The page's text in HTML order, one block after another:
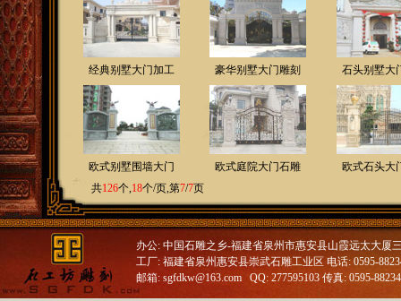
经典别墅大门加工 豪华别墅大门雕刻 石头别墅大
欧式别墅围墙大门 欧式庭院大门石雕
欧式石头大
共126个,18个/页,第7/7页
办公: 中国石雕之乡-福建省泉州市惠安县山霞远太大厦
工厂: 福建省泉州惠安县崇武石雕工业区 电话: 0595-
邮箱: sgfdkw@163.com QQ: 277595103 传真: 0595-